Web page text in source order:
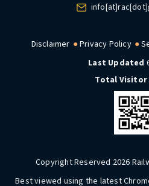
Disclaimer Privacy Policy
Last Updated
Total Visitor
Copyright Reserved 2026
Best viewed using the latest